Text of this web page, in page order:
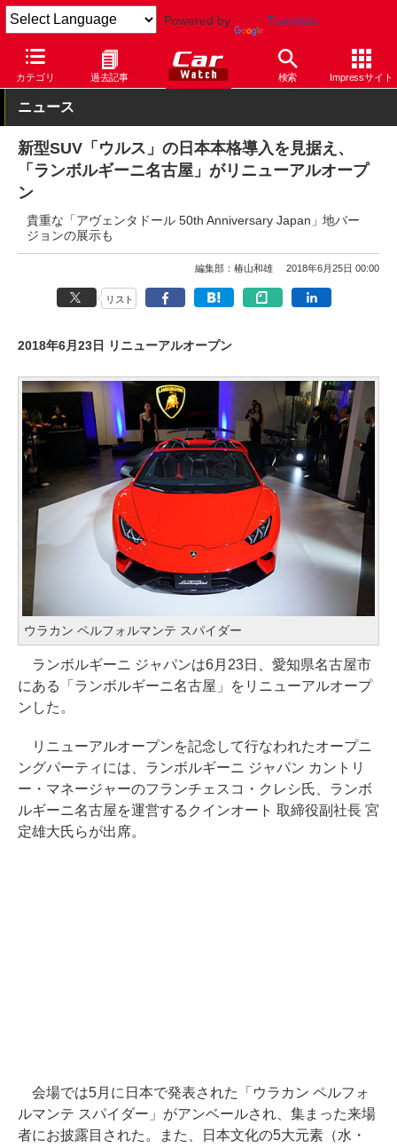
Powered by Translate
カテゴリ 過去記事 検索 Impressサイト
Car Watch 自動車 ランボルギーニ
ニュース
新型SUV「ウルス」の日本本格導入を見据え、
「ランボルギーニ名古屋」がリニューアルオープ
ン
貴重な「アヴェンタドール 50th Anniversary Japan」地バー
ジョンの展示も
編集部：椿山和雄 2018年6月25日 00:00
リスト
2018年6月23日 リニューアルオープン
ウラカン ペルフォルマンテ スパイダー
ランボルギーニ ジャパンは6月23日、愛知県名古屋市
にある「ランボルギーニ名古屋」をリニューアルオープ
ンした。
リニューアルオープンを記念して行なわれたオープニ
ングパーティには、ランボルギーニ ジャパン カントリ
ー・マネージャーのフランチェスコ・クレシ氏、ランボ
ルギーニ名古屋を運営するクインオート 取締役副社長 宮
定雄大氏らが出席。
会場では5月に日本で発表された「ウラカン ペルフォ
ルマンテ スパイダー」がアンベールされ、集まった来場
者にお披露目された。また、日本文化の5大元素（水・